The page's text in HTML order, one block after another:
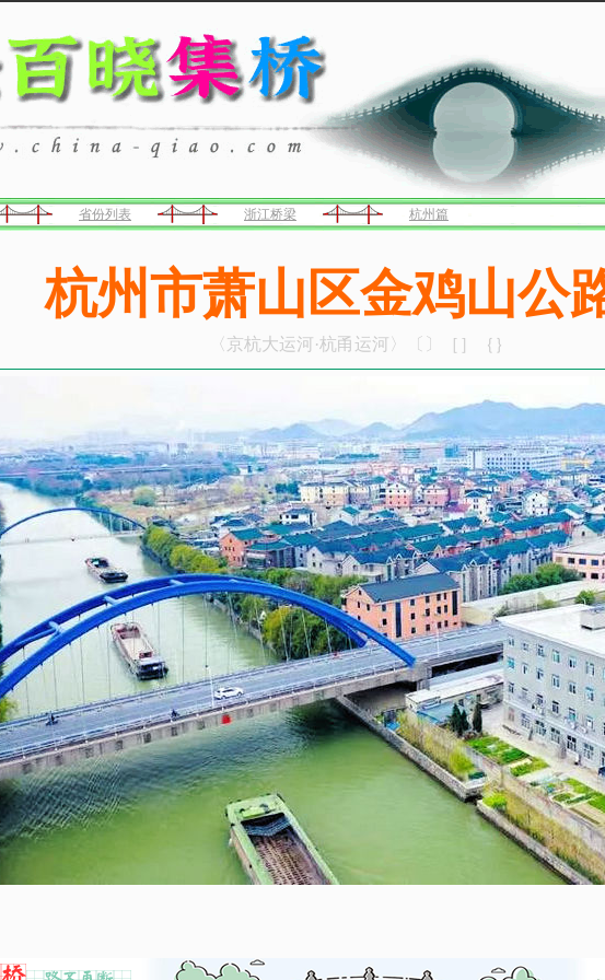
省份列表 浙江桥梁 杭州篇
杭州市萧山区金鸡山公
〈京杭大运河·杭甬运河〉〔〕［］｛｝